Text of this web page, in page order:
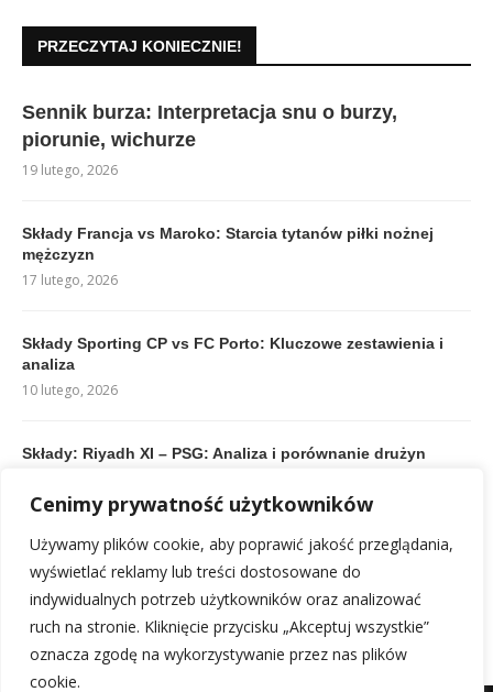
Cenimy prywatność użytkowników
Używamy plików cookie, aby poprawić jakość przeglądania,
wyświetlać reklamy lub treści dostosowane do
indywidualnych potrzeb użytkowników oraz analizować
ruch na stronie. Kliknięcie przycisku „Akceptuj wszystkie”
oznacza zgodę na wykorzystywanie przez nas plików
cookie.
PRZECZYTAJ KONIECZNIE!
Sennik burza: Interpretacja snu o burzy,
piorunie, wichurze
19 lutego, 2026
Składy Francja vs Maroko: Starcia tytanów piłki nożnej
mężczyzn
17 lutego, 2026
Składy Sporting CP vs FC Porto: Kluczowe zestawienia i
analiza
10 lutego, 2026
Składy: Riyadh XI – PSG: Analiza i porównanie drużyn
Składy: FC Metz – Olympique Marsylia: Kadry i analiza
przedmeczowa
11 lutego, 2026